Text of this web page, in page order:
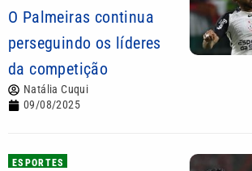
O Palmeiras continua
perseguindo os líderes
da competição
Natália Cuqui
09/08/2025
ESPORTES